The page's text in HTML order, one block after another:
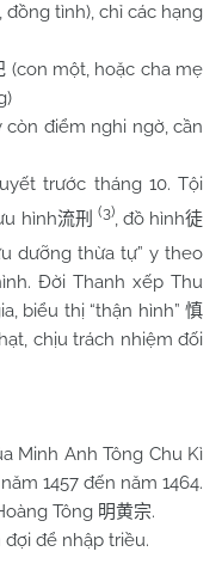
đồng tình), chỉ các hạng
(con một, hoặc cha mẹ
còn điểm nghi ngờ, cần
trước tháng 10. Tội
hình流刑 (3), đồ hình徒
dưỡng thừa tự” y theo
Đời Thanh xếp Thu
biểu thị “thận hình” 慎
chịu trách nhiệm đối
Minh Anh Tông Chu Kì
1457 đến năm 1464.
Tông 明黄宗.
đợi để nhập triều.